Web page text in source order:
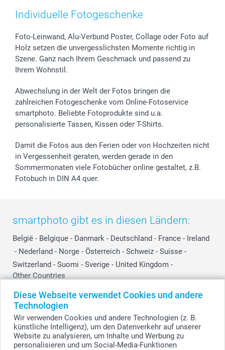
Diese Webseite verwendet Cookies und andere
Technologien
Wir verwenden Cookies und andere Technologien (z. B.
künstliche Intelligenz), um den Datenverkehr auf unserer
Website zu analysieren, um Inhalte und Werbung zu
personalisieren und um Social-Media-Funktionen
Zubehör & Material
Foto-Kalender & Agenden
Sticker & Etiketten
Geschenk-Gutscheine (PDF)
AGB
Presse
Partnerprogramme
Investor Relations
B2B smartbusiness
Widerrufsrecht
Muttertag
Kommunion & Konfirmation
Hochzeit
Geburtstag
Geburt
Zu allen Anlässen
Preise und Versandkosten
48h Lieferung
Zahlungsmöglichkeiten
Anmelden /Registrieren
Sitemap
Status der Bestellung
smartfriends
smartgarantie
smartbonus
Individuelle Fotogeschenke
Foto-Leinwand, Alu-Verbund Poster, Collage oder Foto auf
Holz setzen die unvergesslichsten Momente richtig in
Szene. Ganz nach Ihrem Geschmack und passend zu
Ihrem Wohnstil.
Abwechslung in der Welt der Fotos bringen die
zahlreichen Fotogeschenke vom Online-Fotoservice
smartphoto. Beliebte Fotoprodukte sind u.a.
personalisierte Tassen, Kissen oder T-Shirts.
Damit die Fotos aus den Ferien oder von Hochzeiten nicht
in Vergessenheit geraten, werden gerade in den
Sommermonaten viele Fotobücher online gestaltet, z.B.
Fotobuch in DIN A4 quer.
smartphoto gibt es in diesen Ländern:
België - Belgique - Danmark - Deutschland - France - Ireland
- Nederland - Norge - Österreich - Schweiz - Suisse -
Switzerland - Suomi - Sverige - United Kingdom -
Other Countries
Alle Preise verstehen sich in Schweizer Franken (CHF) inkl. MwSt. und zzgl.
Versandkosten.